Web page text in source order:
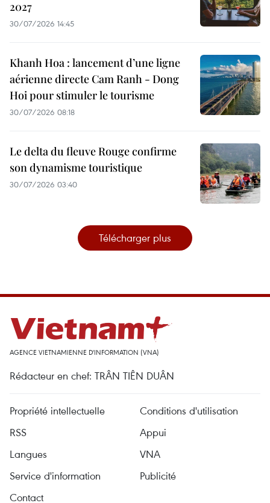
2027
30/07/2026 14:45
Khanh Hoa : lancement d’une ligne
aérienne directe Cam Ranh - Dong
Hoi pour stimuler le tourisme
30/07/2026 08:18
Le delta du fleuve Rouge confirme
son dynamisme touristique
30/07/2026 03:40
Télécharger plus
AGENCE VIETNAMIENNE D'INFORMATION (VNA)
Rédacteur en chef: TRÂN TIÊN DUÂN
Propriété intellectuelle
Conditions d'utilisation
RSS
Appui
Langues
VNA
Service d'information
Publicité
Contact